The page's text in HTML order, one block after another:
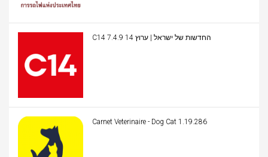
C14 החדשות של ישראל | ערוץ 14 7.4.9
Carnet Veterinaire - Dog Cat 1.19.286